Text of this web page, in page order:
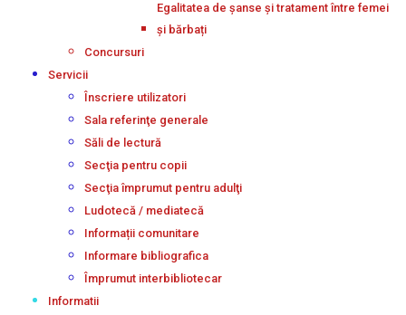
Egalitatea de șanse și tratament între femei
și bărbați
Concursuri
Servicii
Înscriere utilizatori
Sala referinţe generale
Săli de lectură
Secţia pentru copii
Secţia împrumut pentru adulţi
Ludotecă / mediatecă
Informații comunitare
Informare bibliografica
Împrumut interbibliotecar
Informatii